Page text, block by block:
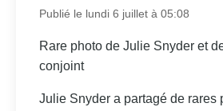
Publié le lundi 6 juillet à 05:08
Rare photo de Julie Snyder et
conjoint
Julie Snyder a partagé de rares